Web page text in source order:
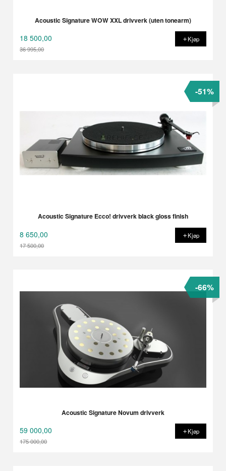
Acoustic Signature WOW XXL drivverk (uten tonearm)
18 500,00
36 995,00
Kjøp
Acoustic Signature Ecco! drivverk black gloss finish
8 650,00
17 500,00
-51%
Kjøp
Acoustic Signature Novum drivverk
59 000,00
175 000,00
-66%
Kjøp